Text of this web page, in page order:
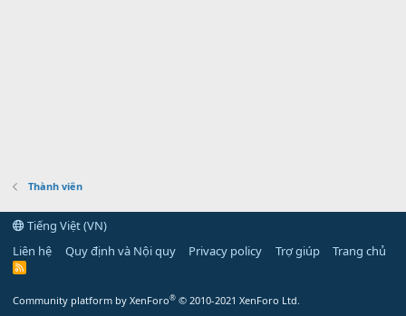
Thành viên
Tiếng Việt (VN)
Liên hệ
Quy định và Nội quy Privacy policy Trợ giúp Trang chủ
R
Community platform by XenForo® © 2010-2021 XenForo Ltd.